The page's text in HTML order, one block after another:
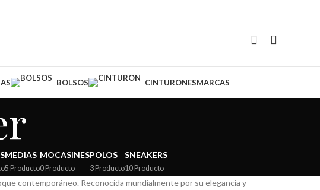
BOLSOS CINTURONESMARCAS
MEDIAS
5 Producto
MOCASINES
0 Producto
POLOS
3 Producto
SNEAKERS
10 Producto
contemporáneo. Reconocida mundialmente por su elegancia y